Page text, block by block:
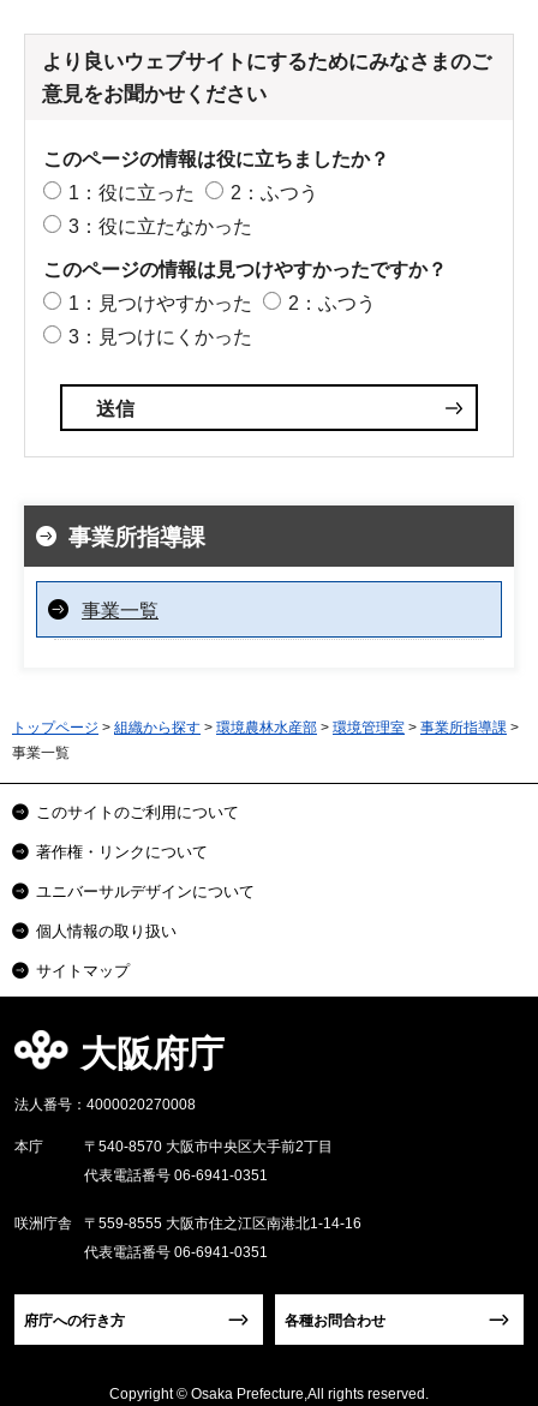
より良いウェブサイトにするためにみなさまのご
意見をお聞かせください
このページの情報は役に立ちましたか？
1：役に立った
2：ふつう
3：役に立たなかった
このページの情報は見つけやすかったですか？
1：見つけやすかった
2：ふつう
3：見つけにくかった
事業所指導課
事業一覧
トップページ > 組織から探す > 環境農林水産部 > 環境管理室 > 事業所指導課 >
事業一覧
このサイトのご利用について
著作権・リンクについて
ユニバーサルデザインについて
個人情報の取り扱い
サイトマップ
大阪府庁
法人番号：4000020270008
本庁
〒540-8570 大阪市中央区大手前2丁目
代表電話番号 06-6941-0351
咲洲庁舎
〒559-8555 大阪市住之江区南港北1-14-16
代表電話番号 06-6941-0351
府庁への行き方 各種お問合わせ
Copyright © Osaka Prefecture,All rights reserved.